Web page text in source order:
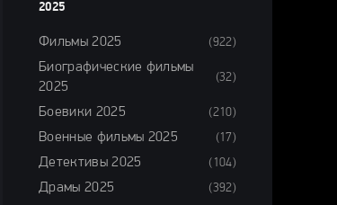
2025
Фильмы 2025 (922)
Биографические фильмы
2025
(32)
Боевики 2025 (210)
Военные фильмы 2025 (17)
Детективы 2025 (104)
Драмы 2025 (392)